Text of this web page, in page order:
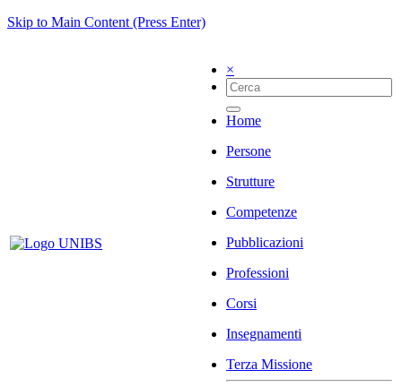
Skip to Main Content (Press Enter)
×
Home
Persone
Strutture
Competenze
Pubblicazioni
Professioni
Corsi
Insegnamenti
Terza Missione